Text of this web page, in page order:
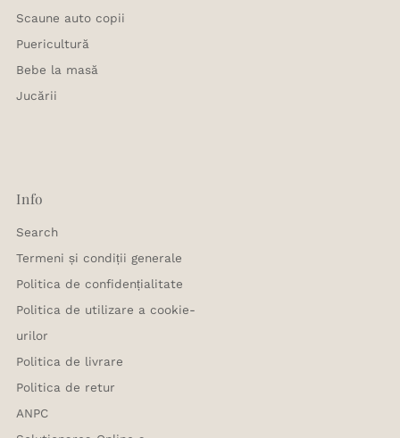
Scaune auto copii
Puericultură
Bebe la masă
Jucării
Info
Search
Termeni și condiții generale
Politica de confidențialitate
Politica de utilizare a cookie-
urilor
Politica de livrare
Politica de retur
ANPC